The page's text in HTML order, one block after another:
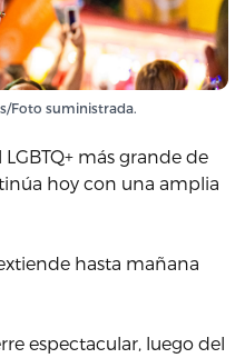
Foto suministrada.
más grande de
hoy con una amplia
hasta mañana
espectacular, luego del